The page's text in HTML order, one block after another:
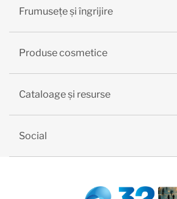
Frumusețe și îngrijire
Produse cosmetice
Cataloage și resurse
Social